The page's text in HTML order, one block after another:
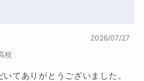
と（授業についてゆけない、
書、参考書など）
校
2026/07/27
てありがとうございました。